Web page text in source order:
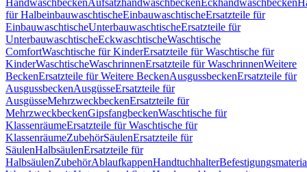
HandwaschbeckenAufsatzhandwaschbeckenEckhandwaschbecken
für HalbeinbauwaschtischeEinbauwaschtischeErsatzteile für
EinbauwaschtischeUnterbauwaschtischeErsatzteile für
UnterbauwaschtischeEckwaschtischeWaschtische
ComfortWaschtische für KinderErsatzteile für Waschtische für
KinderWaschtischeWaschrinnenErsatzteile für WaschrinnenWeitere
BeckenErsatzteile für Weitere BeckenAusgussbeckenErsatzteile für
AusgussbeckenAusgüsseErsatzteile für
AusgüsseMehrzweckbeckenErsatzteile für
MehrzweckbeckenGipsfangbeckenWaschtische für
KlassenräumeErsatzteile für Waschtische für
KlassenräumeZubehörSäulenErsatzteile für
SäulenHalbsäulenErsatzteile für
HalbsäulenZubehörAblaufkappenHandtuchhalter